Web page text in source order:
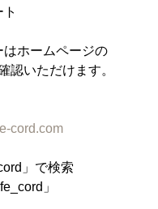
ホームページの
認いただけます。
cord.com
」で検索
」